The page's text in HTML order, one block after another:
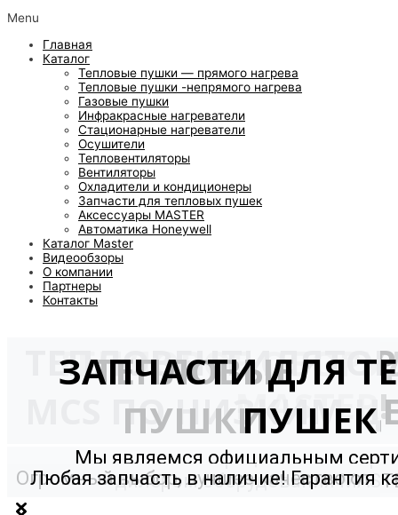
Menu
Главная
Каталог
Тепловые пушки — прямого нагрева
Тепловые пушки -непрямого нагрева
Газовые пушки
Инфракрасные нагреватели
Стационарные нагреватели
Осушители
Тепловентиляторы
Вентиляторы
Охладители и кондиционеры
Запчасти для тепловых пушек
Аксессуары MASTER
Автоматика Honeywell
Каталог Master
Видеообзоры
О компании
Партнеры
Контакты
ТЕПЛОВОЕ
MASTER!
Мы являемся официальным
дилером оборудования
MCS ПО НИЗКИМ
ТЕПЛОВЫЕ
ПУШКИ
Огромный выбор, лучшее качество от
ЗАПЧАСТИ ДЛЯ
ПУШЕК
Любая запчасть в наличие! Гарантия